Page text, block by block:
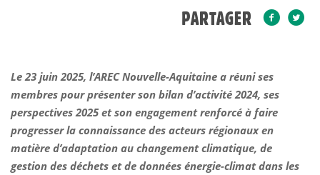
PARTAGER
Le 23 juin 2025, l’AREC Nouvelle-Aquitaine a réuni ses
membres pour présenter son bilan d’activité 2024, ses
perspectives 2025 et son engagement renforcé à faire
progresser la connaissance des acteurs régionaux en
matière d’adaptation au changement climatique, de
gestion des déchets et de données énergie-climat dans les